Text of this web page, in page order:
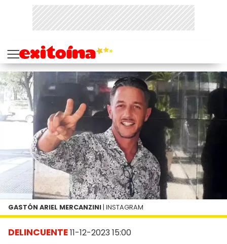
DELINCUENTE11-12-2023 15:00
GASTÓN ARIEL MERCANZINI | INSTAGRAM